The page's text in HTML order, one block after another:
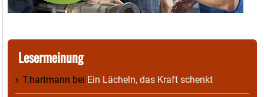
Lesermeinung
T.hartmann bei Ein Lächeln, das Kraft schenkt